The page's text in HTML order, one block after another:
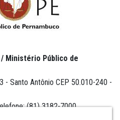
Ministério Público de
- Santo Antônio CEP 50.010-240 -
(81) 3182-7000